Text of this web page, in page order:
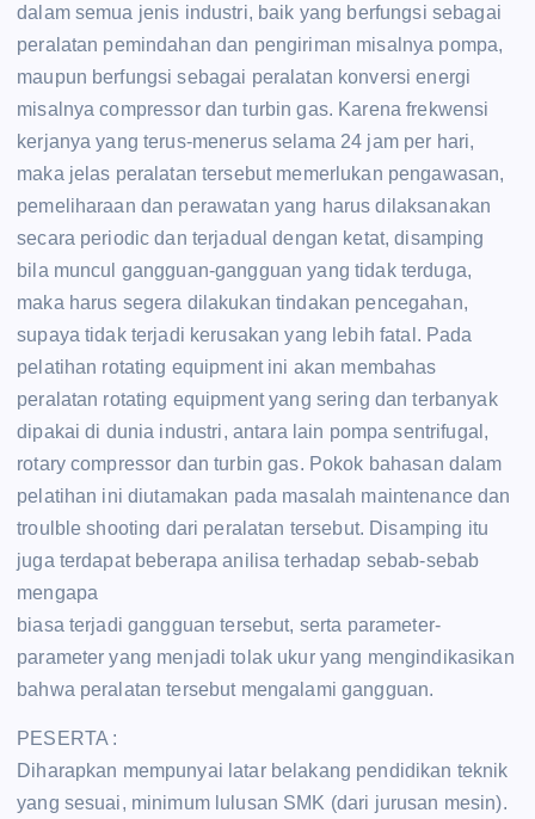
dalam semua jenis industri, baik yang berfungsi sebagai
peralatan pemindahan dan pengiriman misalnya pompa,
maupun berfungsi sebagai peralatan konversi energi
misalnya compressor dan turbin gas. Karena frekwensi
kerjanya yang terus-menerus selama 24 jam per hari,
maka jelas peralatan tersebut memerlukan pengawasan,
pemeliharaan dan perawatan yang harus dilaksanakan
secara periodic dan terjadual dengan ketat, disamping
bila muncul gangguan-gangguan yang tidak terduga,
maka harus segera dilakukan tindakan pencegahan,
supaya tidak terjadi kerusakan yang lebih fatal. Pada
pelatihan rotating equipment ini akan membahas
peralatan rotating equipment yang sering dan terbanyak
dipakai di dunia industri, antara lain pompa sentrifugal,
rotary compressor dan turbin gas. Pokok bahasan dalam
pelatihan ini diutamakan pada masalah maintenance dan
troulble shooting dari peralatan tersebut. Disamping itu
juga terdapat beberapa anilisa terhadap sebab-sebab
mengapa
biasa terjadi gangguan tersebut, serta parameter-
parameter yang menjadi tolak ukur yang mengindikasikan
bahwa peralatan tersebut mengalami gangguan.
PESERTA :
Diharapkan mempunyai latar belakang pendidikan teknik
yang sesuai, minimum lulusan SMK (dari jurusan mesin).